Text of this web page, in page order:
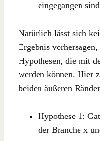
eingegangen
Natürlich lässt sich
Ergebnis
Hypothesen, die mit
werden können. Hier
beiden äußeren
Hypothese 1:
der Branche x